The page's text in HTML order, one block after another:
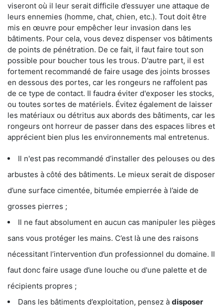
viseront où il leur serait difficile d’essuyer une attaque de
leurs ennemies (homme, chat, chien, etc.). Tout doit être
mis en œuvre pour empêcher leur invasion dans les
bâtiments. Pour cela, vous devez dispenser vos bâtiments
de points de pénétration. De ce fait, il faut faire tout son
possible pour boucher tous les trous. D'autre part, il est
fortement recommandé de faire usage des joints brosses
en dessous des portes, car les rongeurs ne raffolent pas
de ce type de contact. Il faudra éviter d'exposer les stocks,
ou toutes sortes de matériels. Évitez également de laisser
les matériaux ou détritus aux abords des bâtiments, car les
rongeurs ont horreur de passer dans des espaces libres et
apprécient bien plus les environnements mal entretenus.
Il n'est pas recommandé d’installer des pelouses ou des
arbustes à côté des bâtiments. Le mieux serait de disposer
d’une surface cimentée, bitumée empierrée à l’aide de
grosses pierres ;
Il ne faut absolument en aucun cas manipuler les pièges
sans vous protéger les mains. C’est là une des raisons
nécessitant l’intervention d’un professionnel du domaine. Il
faut donc faire usage d’une louche ou d'une palette et de
récipients propres ;
Dans les bâtiments d’exploitation, pensez à disposer